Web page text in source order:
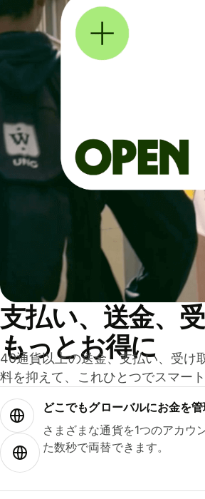
支払い、送金、
もっとお得に
40通貨以上の送金、支払い、受け
料を抑えて、これひとつでスマート
どこでもグ⁠ロ⁠ー⁠バ⁠ルにお金を管
さまざまな通貨を1つのアカウ
た数秒で両替できます。